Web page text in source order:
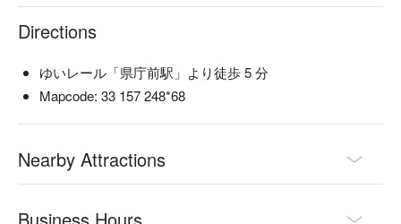
Directions
ゆいレール「県庁前駅」より徒歩 5 分
Mapcode: 33 157 248*68
Nearby Attractions